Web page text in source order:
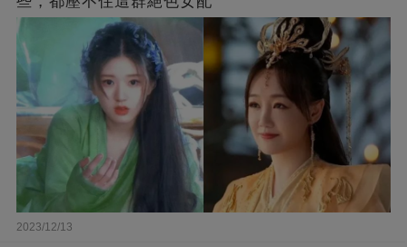
2023/12/13